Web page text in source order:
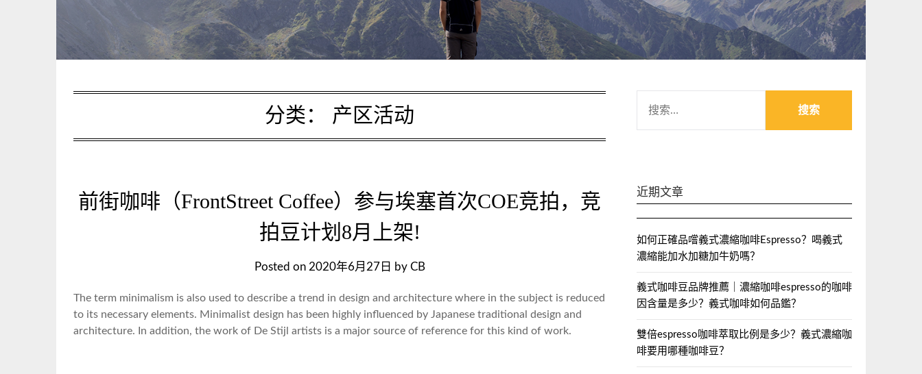
分类： 产区活动
前街咖啡（FrontStreet Coffee）参与埃塞首次COE竞拍，竞
拍豆计划8月上架!
Posted on 2020年6月27日 by CB
The term minimalism is also used to describe a trend in design and architecture where in the subject is reduced
to its necessary elements. Minimalist design has been highly influenced by Japanese traditional design and
architecture. In addition, the work of De Stijl artists is a major source of reference for this kind of work.
索：
近期文章
如何正確品嚐義式濃縮咖啡Espresso？喝義式
濃縮能加水加糖加牛奶嗎？
義式咖啡豆品牌推薦｜濃縮咖啡espresso的咖啡
因含量是多少？義式咖啡如何品鑑？
雙倍espresso咖啡萃取比例是多少？義式濃縮咖
啡要用哪種咖啡豆？